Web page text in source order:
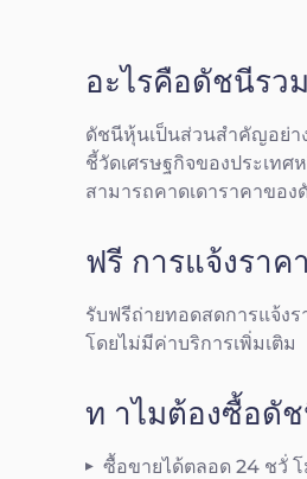
อะไรคือดัชนีรวม
ดัชนีหุ้นเป็นส่วนสำคัญอย่า
ชี้วัดเศรษฐกิจของประเท
สามารถคาดเดาราคาขอ
ฟรี การแจ้งรา
รับฟรีถ่ายทอดสดการแจ้ง
โดยไม่มีค่าบริการเพิ่มเติม
ท าไมต้องซื้อดัช
ซื้อขายได้ตลอด 24 ชวั่ โ